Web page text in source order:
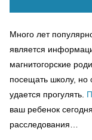
Много лет
является
магнитогорские
посещать школу, но
удается прогулять.
ваш ребенок
расследования…